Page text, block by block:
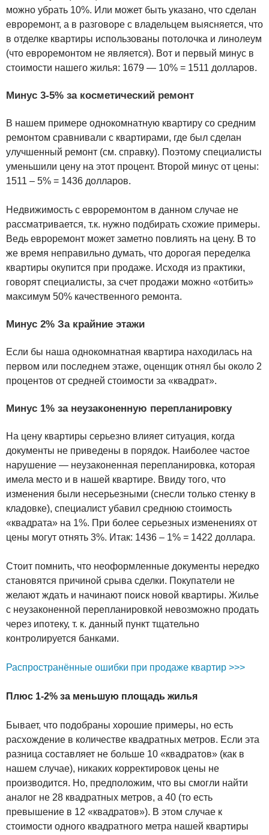
можно убрать 10%. Или может быть указано, что сделан
евроремонт, а в разговоре с владельцем выясняется, что
в отделке квартиры использованы потолочка и линолеум
(что евроремонтом не является). Вот и первый минус в
стоимости нашего жилья: 1679 — 10% = 1511 долларов.
Минус 3-5% за косметический ремонт
В нашем примере однокомнатную квартиру со средним
ремонтом сравнивали с квартирами, где был сделан
улучшенный ремонт (см. справку). Поэтому специалисты
уменьшили цену на этот процент. Второй минус от цены:
1511 – 5% = 1436 долларов.
Недвижимость с евроремонтом в данном случае не
рассматривается, т.к. нужно подбирать схожие примеры.
Ведь евроремонт может заметно повлиять на цену. В то
же время неправильно думать, что дорогая переделка
квартиры окупится при продаже. Исходя из практики,
говорят специалисты, за счет продажи можно «отбить»
максимум 50% качественного ремонта.
Минус 2% За крайние этажи
Если бы наша однокомнатная квартира находилась на
первом или последнем этаже, оценщик отнял бы около 2
процентов от средней стоимости за «квадрат».
Минус 1% за неузаконенную перепланировку
На цену квартиры серьезно влияет ситуация, когда
документы не приведены в порядок. Наиболее частое
нарушение — неузаконенная перепланировка, которая
имела место и в нашей квартире. Ввиду того, что
изменения были несерьезными (снесли только стенку в
кладовке), специалист убавил среднюю стоимость
«квадрата» на 1%. При более серьезных изменениях от
цены могут отнять 3%. Итак: 1436 – 1% = 1422 доллара.
Стоит помнить, что неоформленные документы нередко
становятся причиной срыва сделки. Покупатели не
желают ждать и начинают поиск новой квартиры. Жилье
с неузаконенной перепланировкой невозможно продать
через ипотеку, т. к. данный пункт тщательно
контролируется банками.
Распространённые ошибки при продаже квартир >>>
Плюс 1-2% за меньшую площадь жилья
Бывает, что подобраны хорошие примеры, но есть
расхождение в количестве квадратных метров. Если эта
разница составляет не больше 10 «квадратов» (как в
нашем случае), никаких корректировок цены не
производится. Но, предположим, что вы смогли найти
аналог не 28 квадратных метров, а 40 (то есть
превышение в 12 «квадратов»). В этом случае к
стоимости одного квадратного метра нашей квартиры